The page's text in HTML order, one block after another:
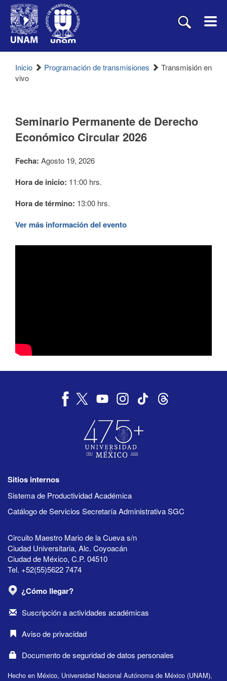
Inicio Programación de transmisiones
Transmisión en
vivo
Seminario Permanente de Derecho
Económico Circular 2026
Fecha: Agosto 19, 2026
Hora de inicio: 11:00 hrs.
Hora de término: 13:00 hrs.
Ver más información del evento
Sitios internos
Sistema de Productividad Académica
Catálogo de Servicios Secretaría Administrativa SGC
Circuito Maestro Mario de la Cueva s/n
Ciudad Universitaria, Alc. Coyoacán
Ciudad de México, C.P. 04510
Tel. +52(55)5622 7474
¿Cómo llegar?
Suscripción a actividades académicas
Aviso de privacidad
Documento de seguridad de datos personales
Hecho en México, Universidad Nacional Autónoma de México (UNAM),